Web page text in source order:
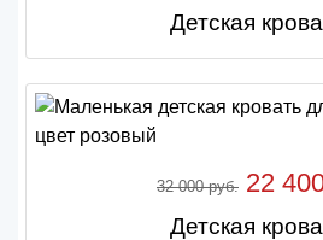
Детская
32 000 руб. 22
Детская